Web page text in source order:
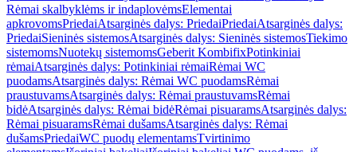
Rėmai skalbyklėms ir indaplovėmsElementai
apkrovomsPriedaiAtsarginės dalys: PriedaiPriedaiAtsarginės dalys:
PriedaiSieninės sistemosAtsarginės dalys: Sieninės sistemosTiekimo
sistemomsNuotekų sistemomsGeberit KombifixPotinkiniai
rėmaiAtsarginės dalys: Potinkiniai rėmaiRėmai WC
puodamsAtsarginės dalys: Rėmai WC puodamsRėmai
praustuvamsAtsarginės dalys: Rėmai praustuvamsRėmai
bidėAtsarginės dalys: Rėmai bidėRėmai pisuaramsAtsarginės dalys:
Rėmai pisuaramsRėmai dušamsAtsarginės dalys: Rėmai
dušamsPriedaiWC puodų elementamsTvirtinimo